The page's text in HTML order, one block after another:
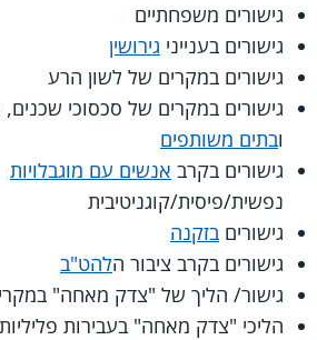
גישורים משפחתיים
גישורים בענייני גירושין
גישורים במקרים של לשון הרע
גישורים במקרים של סכסוכי שכנים,
ובתים משותפים
גישורים בקרב אנשים עם מוגבלויות
נפשית/פיסית/קוגניטיבית
גישורים בזקנה
גישורים בקרב ציבור הלהט"ב
גישור/ הליך של "צדק מאחה"
הליכי "צדק מאחה" בעבירות פליליות